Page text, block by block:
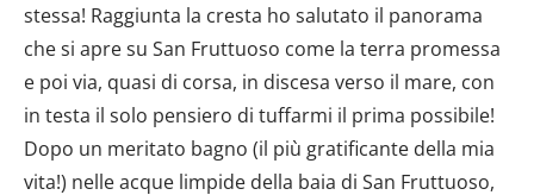
stessa! Raggiunta la cresta ho salutato il panorama
che si apre su San Fruttuoso come la terra promessa
e poi via, quasi di corsa, in discesa verso il mare, con
in testa il solo pensiero di tuffarmi il prima possibile!
Dopo un meritato bagno (il più gratificante della mia
vita!) nelle acque limpide della baia di San Fruttuoso,